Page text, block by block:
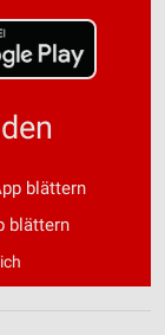
blättern
blättern